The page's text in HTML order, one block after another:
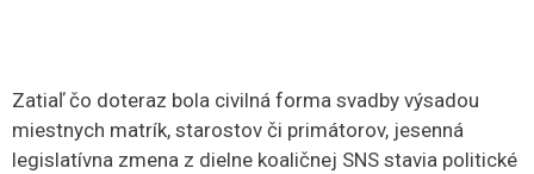
​Zatiaľ čo doteraz bola civilná forma svadby výsadou
miestnych matrík, starostov či primátorov, jesenná
legislatívna zmena z dielne koaličnej SNS stavia politické